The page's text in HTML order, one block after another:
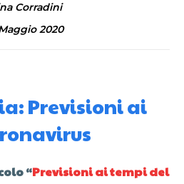
Corradini
2020
Previsioni ai
“Previsioni ai tempi del